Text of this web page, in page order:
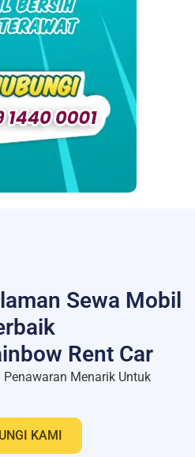
Sewa Mobil
Rent Car
Menarik Untuk
KAMI